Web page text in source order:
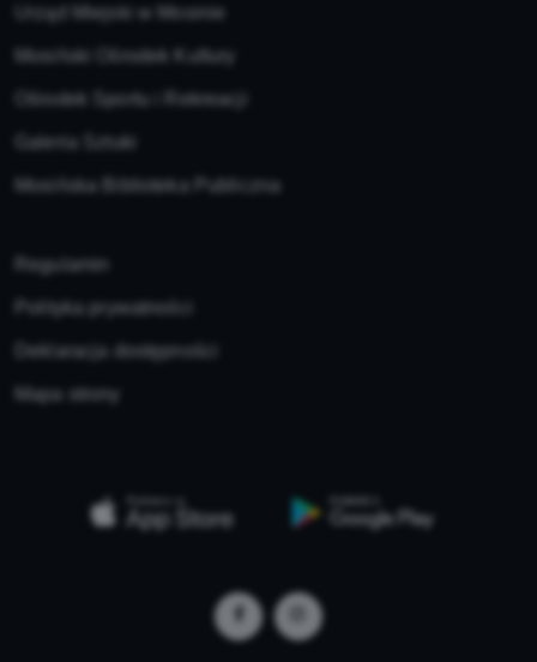
Urząd Miejski w Mosinie
Mosiński Ośrodek Kultury
Ośrodek Sportu i Rekreacji
Galeria Sztuki
Mosińska Biblioteka Publiczna
Regulamin
Polityka prywatności
Deklaracja dostępności
Mapa strony